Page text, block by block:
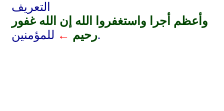
التعريف
وأعظم أجرا واستغفروا الله إن الله غفور
رحيم ← للمؤمنين.